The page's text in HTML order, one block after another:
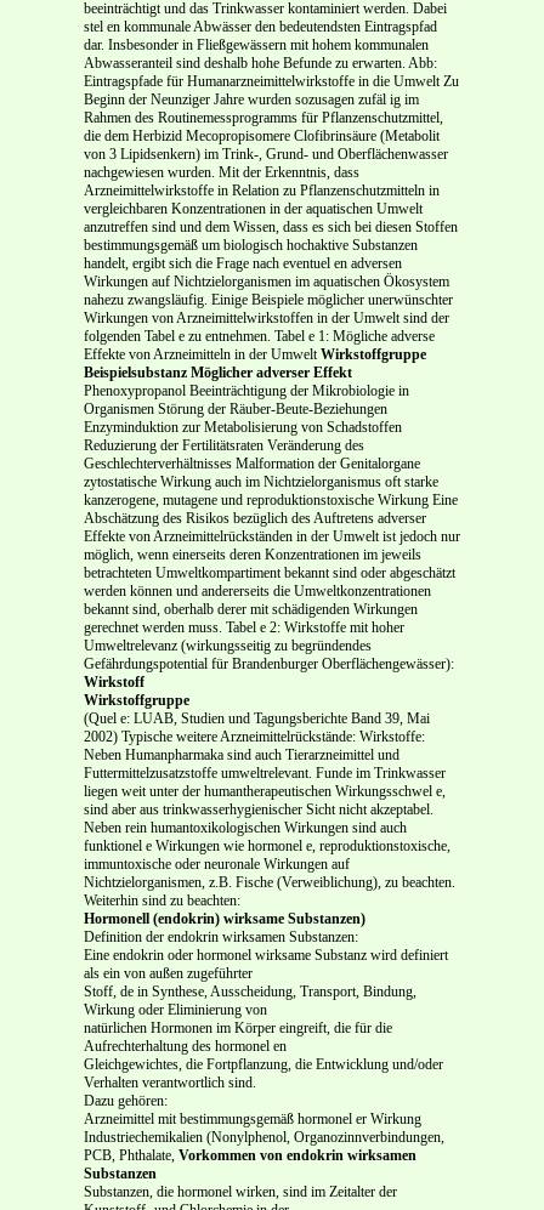
beeinträchtigt und das Trinkwasser kontaminiert werden. Dabei
stel en kommunale Abwässer den bedeutendsten Eintragspfad
dar. Insbesonder in Fließgewässern mit hohem kommunalen
Abwasseranteil sind deshalb hohe Befunde zu erwarten. Abb:
Eintragspfade für Humanarzneimittelwirkstoffe in die Umwelt Zu
Beginn der Neunziger Jahre wurden sozusagen zufäl ig im
Rahmen des Routinemessprogramms für Pflanzenschutzmittel,
die dem Herbizid Mecopropisomere Clofibrinsäure (Metabolit
von 3 Lipidsenkern) im Trink-, Grund- und Oberflächenwasser
nachgewiesen wurden. Mit der Erkenntnis, dass
Arzneimittelwirkstoffe in Relation zu Pflanzenschutzmitteln in
vergleichbaren Konzentrationen in der aquatischen Umwelt
anzutreffen sind und dem Wissen, dass es sich bei diesen Stoffen
bestimmungsgemäß um biologisch hochaktive Substanzen
handelt, ergibt sich die Frage nach eventuel en adversen
Wirkungen auf Nichtzielorganismen im aquatischen Ökosystem
nahezu zwangsläufig. Einige Beispiele möglicher unerwünschter
Wirkungen von Arzneimittelwirkstoffen in der Umwelt sind der
folgenden Tabel e zu entnehmen. Tabel e 1: Mögliche adverse
Effekte von Arzneimitteln in der UmweltWirkstoffgruppe
Beispielsubstanz Möglicher adverser Effekt
Phenoxypropanol Beeinträchtigung der Mikrobiologie in
Organismen Störung der Räuber-Beute-Beziehungen
Enzyminduktion zur Metabolisierung von Schadstoffen
Reduzierung der Fertilitätsraten Veränderung des
Geschlechterverhältnisses Malformation der Genitalorgane
zytostatische Wirkung auch im Nichtzielorganismus oft starke
kanzerogene, mutagene und reproduktionstoxische Wirkung Eine
Abschätzung des Risikos bezüglich des Auftretens adverser
Effekte von Arzneimittelrückständen in der Umwelt ist jedoch nur
möglich, wenn einerseits deren Konzentrationen im jeweils
betrachteten Umweltkompartiment bekannt sind oder abgeschätzt
werden können und andererseits die Umweltkonzentrationen
bekannt sind, oberhalb derer mit schädigenden Wirkungen
gerechnet werden muss. Tabel e 2: Wirkstoffe mit hoher
Umweltrelevanz (wirkungsseitig zu begründendes
Gefährdungspotential für Brandenburger Oberflächengewässer):
Wirkstoff
Wirkstoffgruppe
(Quel e: LUAB, Studien und Tagungsberichte Band 39, Mai
2002) Typische weitere Arzneimittelrückstände: Wirkstoffe:
Neben Humanpharmaka sind auch Tierarzneimittel und
Futtermittelzusatzstoffe umweltrelevant. Funde im Trinkwasser
liegen weit unter der humantherapeutischen Wirkungsschwel e,
sind aber aus trinkwasserhygienischer Sicht nicht akzeptabel.
Neben rein humantoxikologischen Wirkungen sind auch
funktionel e Wirkungen wie hormonel e, reproduktionstoxische,
immuntoxische oder neuronale Wirkungen auf
Nichtzielorganismen, z.B. Fische (Verweiblichung), zu beachten.
Weiterhin sind zu beachten:
Hormonell (endokrin) wirksame Substanzen)
Definition der endokrin wirksamen Substanzen:
Eine endokrin oder hormonel wirksame Substanz wird definiert
als ein von außen zugeführter
Stoff, de in Synthese, Ausscheidung, Transport, Bindung,
Wirkung oder Eliminierung von
natürlichen Hormonen im Körper eingreift, die für die
Aufrechterhaltung des hormonel en
Gleichgewichtes, die Fortpflanzung, die Entwicklung und/oder
Verhalten verantwortlich sind.
Dazu gehören:
Arzneimittel mit bestimmungsgemäß hormonel er Wirkung
Industriechemikalien (Nonylphenol, Organozinnverbindungen,
PCB, Phthalate, Vorkommen von endokrin wirksamen
Substanzen
Substanzen, die hormonel wirken, sind im Zeitalter der